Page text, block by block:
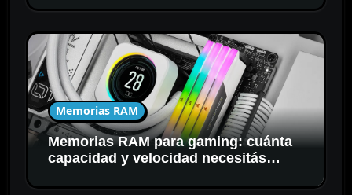
Memorias RAM
Memorias RAM para gaming: cuánta
capacidad y velocidad necesitás